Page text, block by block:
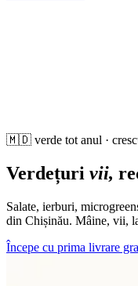
🇲🇩 verde tot anul ·
Verdețuri vii,
Salate, ierburi,
din Chișinău. Mâine, vii,
Începe cu prima livrare